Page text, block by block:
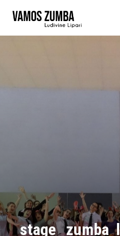
stage zumba